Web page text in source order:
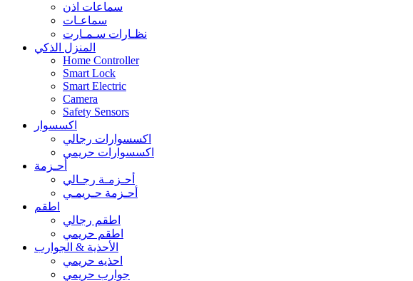
سماعات اذن
سماعـات
نظـارات سـمـارت
المنزل الذكي
Home Controller
Smart Lock
Smart Electric
Camera
Safety Sensors
اكسسوار
اكسسوارات رجالي
اكسسوارات حريمي
أحـزمة
أحـزمـة رجـالي
أحـزمة حـريمـي
اطقم
اطقم رجالي
اطقم حريمي
الأحذية & الجوارب
احذيه حريمي
جوارب حريمي